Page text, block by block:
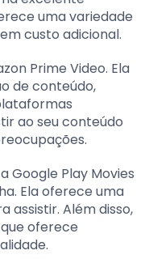
uma variedade
custo adicional.
Prime Video. Ela
de conteúdo,
ao seu conteúdo
Google Play Movies
Ela oferece uma
assistir. Além disso,
oferece